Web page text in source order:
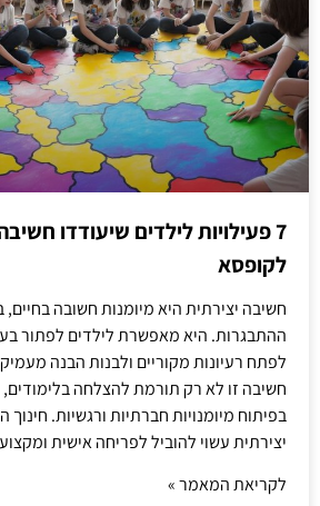
7 פעילויות לילדים שיעודדו
לקופסא
חשיבה יצירתית היא מיומנות חשובה בחיים,
ההתבגרות. היא מאפשרת לילדים לפתור
לפתח רעיונות מקוריים ולבנות הבנה
חשיבה זו לא רק תורמת להצלחה
בפיתוח מיומנויות חברתיות ורגשיות.
יצירתית עשוי להוביל לפריחה אישית
לקריאת המאמר »